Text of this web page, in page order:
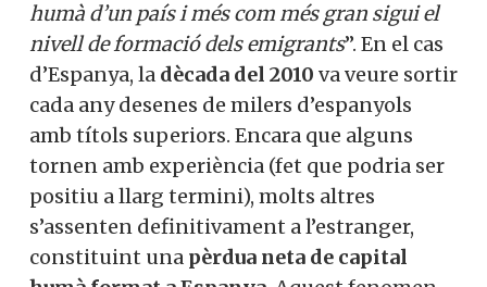
humà d’un país i més com més gran sigui el
nivell de formació dels emigrants”. En el cas
d’Espanya, la dècada del 2010 va veure sortir
cada any desenes de milers d’espanyols
amb títols superiors. Encara que alguns
tornen amb experiència (fet que podria ser
positiu a llarg termini), molts altres
s’assenten definitivament a l’estranger,
constituint una pèrdua neta de capital